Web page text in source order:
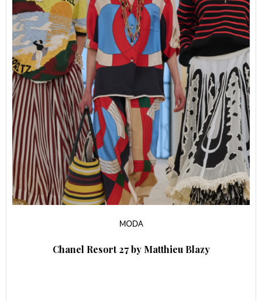
MODA
Chanel Resort 27 by Matthieu Blazy